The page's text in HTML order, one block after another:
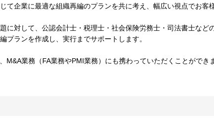
て企業に最適な組織再編のプランを共に考え、幅広い視点でお客
に対して、公認会計士・税理士・社会保険労務士・司法書士など
プランを作成し、実行までサポートします。
M&A業務（FA業務やPMI業務）にも携わっていただくことができ